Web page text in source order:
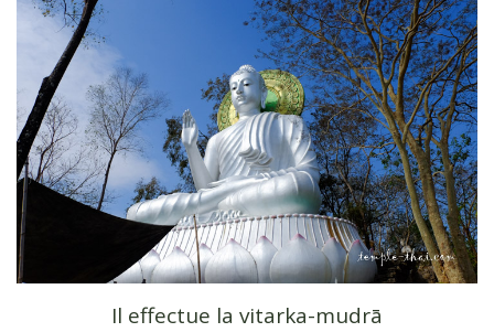
Il effectue la vitarka-mudrā